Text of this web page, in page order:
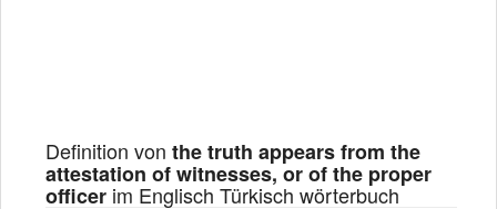
Definition von the truth appears from the
attestation of witnesses, or of the proper
officer im Englisch Türkisch wörterbuch